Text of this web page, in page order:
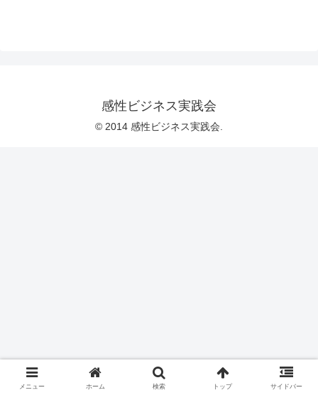
感性ビジネス実践会
© 2014 感性ビジネス実践会.
メニュー ホーム 検索 トップ サイドバー